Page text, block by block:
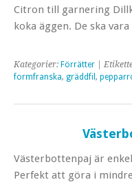
Citron till garnering
koka äggen. De ska
Kategorier: Förrätter |
formfranska, gräddfil ,
Västerbottenpaj är
Perfekt att göra i